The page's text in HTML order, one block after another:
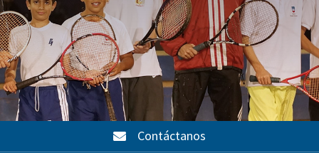
Contáctanos